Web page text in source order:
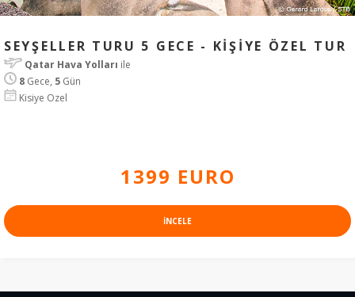
SEYŞELLER TURU 5 GECE - KİŞİYE ÖZEL TUR
Qatar Hava Yolları ile
8 Gece, 5 Gün
Kisiye Ozel
1399 EURO
INCELE